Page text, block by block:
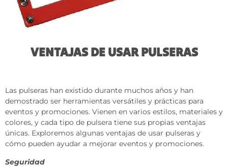
VENTAJAS DE USAR PULSERAS
Las pulseras han existido durante muchos años y han
demostrado ser herramientas versátiles y prácticas para
eventos y promociones. Vienen en varios estilos, materiales y
colores, y cada tipo de pulsera tiene sus propias ventajas
únicas. Exploremos algunas ventajas de usar pulseras y
cómo pueden ayudar a mejorar eventos y promociones.
Seguridad